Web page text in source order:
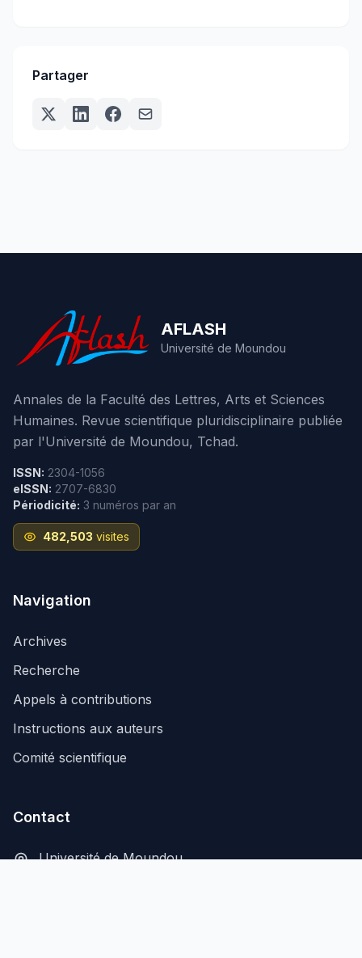
Partager
AFLASH
Université de Moundou
Annales de la Faculté des Lettres, Arts et Sciences
Humaines. Revue scientifique pluridisciplinaire publiée
par l'Université de Moundou, Tchad.
ISSN: 2304-1056
eISSN: 2707-6830
Périodicité: 3 numéros par an
482,503 visites
Navigation
Archives
Recherche
Appels à contributions
Instructions aux auteurs
Comité scientifique
Contact
Université de Moundou